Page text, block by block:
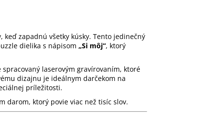
keď zapadnú všetky kúsky. Tento jedinečný
dielika s nápisom „Si môj“, ktorý
laserovým gravírovaním, ktoré
dizajnu je ideálnym darčekom na
príležitosti.
darom, ktorý povie viac než tisíc slov.